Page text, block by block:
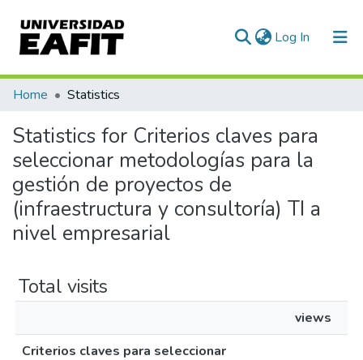
Log In (current)
Communities & Collections
All of DSpace
Home Statistics
Statistics for Criterios claves para
seleccionar metodologías para la
gestión de proyectos de
(infraestructura y consultoría) TI a
nivel empresarial
Total visits
views
Criterios claves para seleccionar